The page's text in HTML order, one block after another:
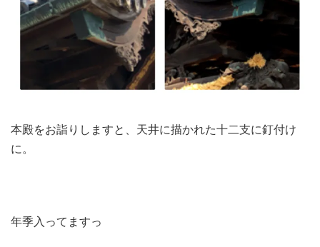
本殿をお詣りしますと、天井に描かれた十二支に釘付け
に。
年季入ってますっ